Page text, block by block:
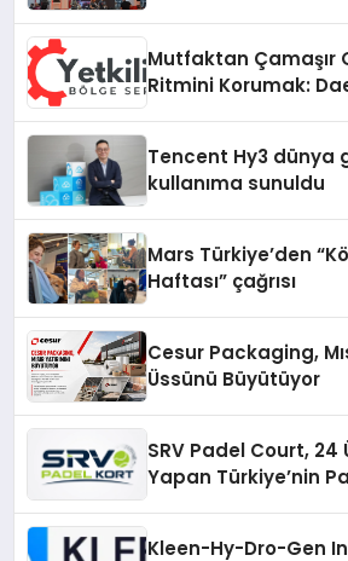
Mutfaktan Çamaşır
Ritmini Korumak:
Tencent Hy3 dünya
kullanıma sunuldu
Mars Türkiye’den
Haftası” çağrısı
Cesur Packaging,
Üssünü Büyütüyor
SRV Padel Court,
Yapan Türkiye’nin
Kleen-Hy-Dro-Gen